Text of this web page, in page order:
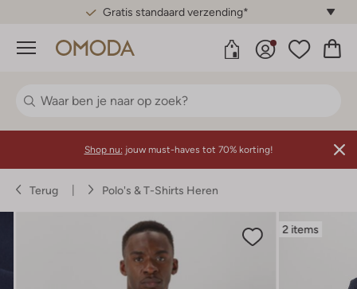
Gratis standaard verzending*
Menu
Shop nu: jouw must-haves tot 70% korting!
Terug Polo's & T-Shirts Heren
2 items